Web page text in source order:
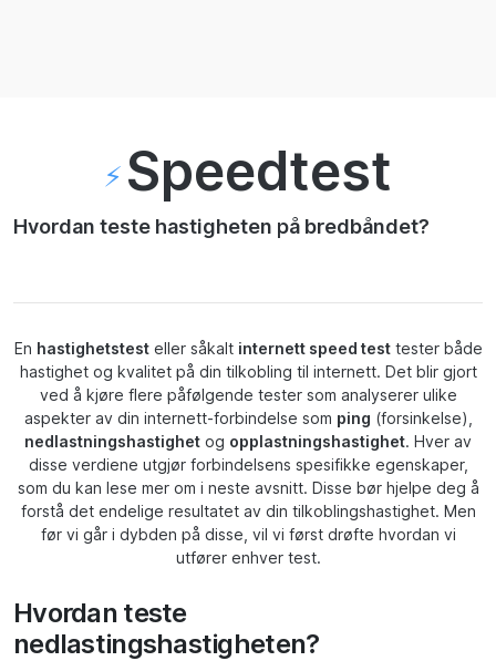
⚡️ Speedtest
Hvordan teste hastigheten på bredbåndet?
En hastighetstesteller såkalt internett speed testtester både
hastighet og kvalitet på din tilkobling til internett. Det blir gjort
ved å kjøre flere påfølgende tester som analyserer ulike
aspekter av din internett-forbindelse som ping (forsinkelse),
nedlastningshastighet og opplastningshastighet. Hver av
disse verdiene utgjør forbindelsens spesifikke egenskaper,
som du kan lese mer om i neste avsnitt. Disse bør hjelpe deg å
forstå det endelige resultatet av din tilkoblingshastighet. Men
før vi går i dybden på disse, vil vi først drøfte hvordan vi
utfører enhver test.
Hvordan teste
nedlastingshastigheten?